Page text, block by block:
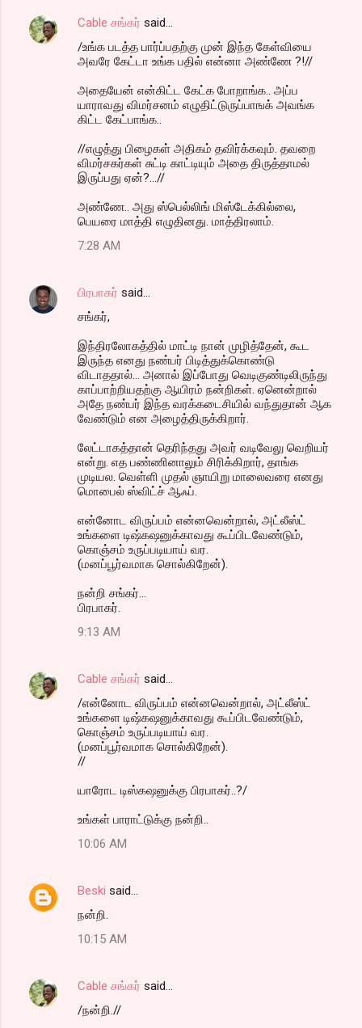
Cable சங்கர் said…
/உங்க படத்த பார்ப்பதற்கு முன் இந்த கேள்வியை
அவரே கேட்டா உங்க பதில் என்னா அண்ணே ?!//
அதையேன் என்கிட்ட கேட்க போறாங்க.. அப்ப
யாராவது விமர்சனம் எழுதிட்டுருப்பாஙக் அவங்க
கிட்ட கேட்பாங்க..
//எழுத்து பிழைகள் அதிகம் தவிர்க்கவும். தவறை
விமர்சகர்கள் சுட்டி காட்டியும் அதை திருத்தாமல்
இருப்பது ஏன்?...//
அண்ணே.. அது ஸ்பெல்லிங் மிஸ்டேக்கில்லை,
பெயரை மாத்தி எழுதினது. மாத்திரலாம்.
7:28 AM
பிரபாகர் said…
சங்கர்,
இந்திரலோகத்தில் மாட்டி நான் முழித்தேன், கூட
இருந்த எனது நண்பர் பிடித்துக்கொண்டு
விடாததால்... அனால் இப்போது வெடிகுண்டிலிருந்து
காப்பாற்றியதற்கு ஆயிரம் நன்றிகள். ஏனென்றால்
அதே நண்பர் இந்த வரக்கடைசியில் வந்துதான் ஆக
வேண்டும் என அழைத்திருக்கிறார்.
லேட்டாகத்தான் தெரிந்தது அவர் வடிவேலு வெறியர்
என்று. எத பண்ணினாலும் சிரிக்கிறார், தாங்க
முடியல. வெள்ளி முதல் ஞாயிறு மாலைவரை எனது
மொபைல் ஸ்விட்ச் ஆஃப்.
என்னோட விருப்பம் என்னவென்றால், அட்லீஸ்ட்
உங்களை டிஷ்கஷனுக்காவது கூப்பிடவேண்டும்,
கொஞ்சம் உருப்படியாய் வர.
(மனப்பூர்வமாக சொல்கிறேன்).
நன்றி சங்கர்...
பிரபாகர்.
9:13 AM
Cable சங்கர் said…
/என்னோட விருப்பம் என்னவென்றால், அட்லீஸ்ட்
உங்களை டிஷ்கஷனுக்காவது கூப்பிடவேண்டும்,
கொஞ்சம் உருப்படியாய் வர.
(மனப்பூர்வமாக சொல்கிறேன்).
//
யாரோட டிஸ்கஷனுக்கு பிரபாகர்..?/
உங்கள் பாராட்டுக்கு நன்றி..
10:06 AM
Beski said…
நன்றி.
10:15 AM
Cable சங்கர் said…
/நன்றி.//